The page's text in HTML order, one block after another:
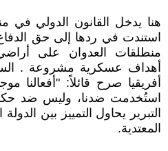
هنا يدخل القانون الدولي في
استندت في ردها إلى حق
منطلقات العدوان على
أهداف عسكرية مشروعة .
أفريقيا صرح قائلاً:
استُخدمت ضدنا، وليس ضد
التبرير يحاول التمييز بين
المعتدية.